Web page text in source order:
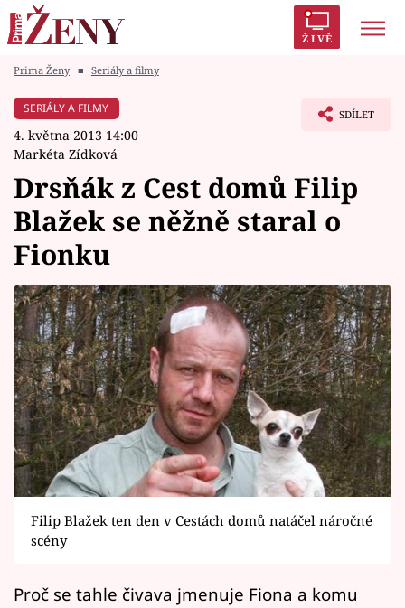
ŽIVĚ
Módní alarm
Témata
Celebrity
Vztahy
Seriály
Horoskopy
Sledujte prima+
Filmový festival Karlovy Vary
Pořady
Mámy sobě
Prima Ženy ■ Seriály a filmy
SERIÁLY A FILMY
4. května 2013 14:00
Markéta Zídková
SDÍLET
Drsňák z Cest domů Filip
Blažek se něžně staral o
Fionku
Filip Blažek ten den v Cestách domů natáčel náročné
scény
Proč se tahle čivava jmenuje Fiona a komu